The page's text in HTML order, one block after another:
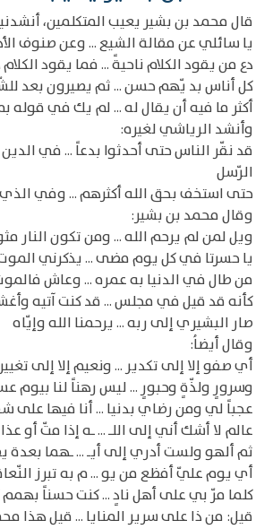
قال محمد بن بشير يعيب المتكلمين،
يا سائلي عن مقالة الشيع ... وعن صنوف
دع من يقود الكلام ناحيةً ... فما يقود
كل أناس بد يّهم حسن ... ثم يصيرون بعد
أكثر ما فيه أن يقال له ... لم يك في قوله
وأنشد الرياشي لغيره:
قد نقّر الناس حتى أحدثوا بدعاً ... في
الرّسل
حتى استخف بحق الله أكثرهم ... وفي
وقال محمد بن بشير:
ويل لمن لم يرحم الله ... ومن تكون النار
يا حسرتا في كل يوم مضى ... يذكرني
من طال في الدنيا به عمره ... وعاش
كأنه قد قيل في مجلس ... قد كنت آتيه
صار البشيري إلى ربه ... يرحمنا الله وإيّاه
وقال أيضاُ:
أي صفو إلا إلى تكدير ... ونعيم إلا إلى تغيير
وسرورٍ ولذّةٍ وحبورٍ ... ليس رهناً لنا بيوم
عجباً لي ومن رضاي بدنيا ... أنا فيها على
عالم لا أشك أني إلى اللـ ... ـه إذا متّ أو
ثم ألهو ولست أدري إلى أيـ ... ـهما بعدة
أي يوم عليّ أفظع من يو ... م به تبرز
كلما مرّ بي على أهل نادٍ ... كنت حسناً بهمم
قيل: من ذا على سرير المنايا ... قيل هذا